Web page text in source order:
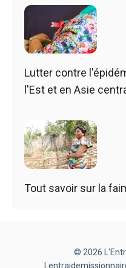
Lutter contre
l'Est et en Asie
Tout savoir sur la
© 2026